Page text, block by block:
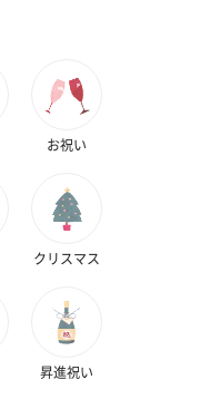
お祝い
クリスマス
昇進祝い